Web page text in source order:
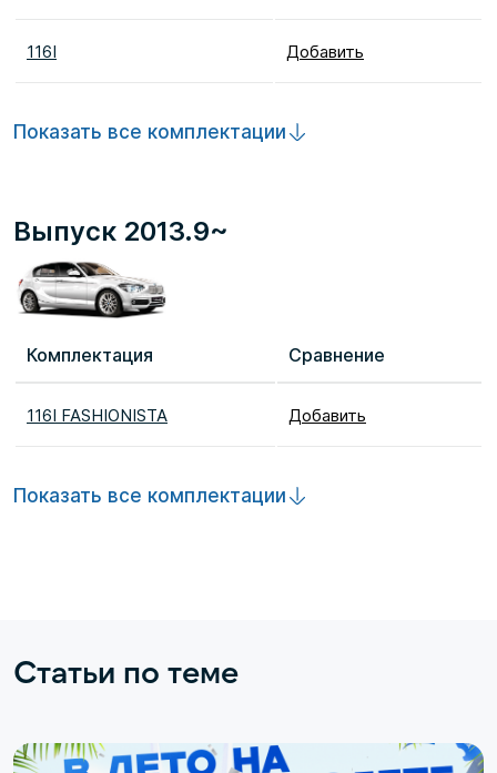
116I Добавить
Показать все комплектации
Выпуск 2013.9~
Комплектация Сравнение
116I FASHIONISTA Добавить
Показать все комплектации
Статьи по теме